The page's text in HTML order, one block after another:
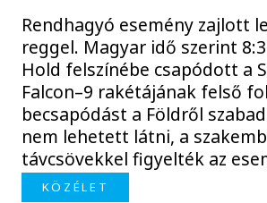
Rendhagyó esemény zajlott
reggel. Magyar idő szerint
Hold felszínébe csapódott a
Falcon–9 rakétájának felső
becsapódást a Földről
nem lehetett látni, a
távcsövekkel figyelték az
KÖZÉLET